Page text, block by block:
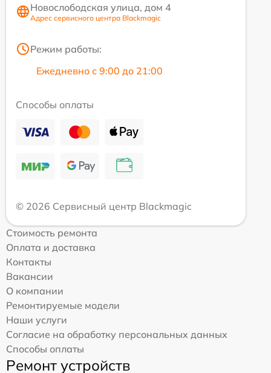
Новослободская улица, дом 4
Адрес сервисного центра Blackmagic
Режим работы:
Ежедневно с 9:00 до 21:00
Способы оплаты
© 2026 Сервисный центр Blackmagic
Стоимость ремонта
Оплата и доставка
Контакты
Вакансии
О компании
Ремонтируемые модели
Наши услуги
Согласие на обработку персональных данных
Способы оплаты
Ремонт устройств